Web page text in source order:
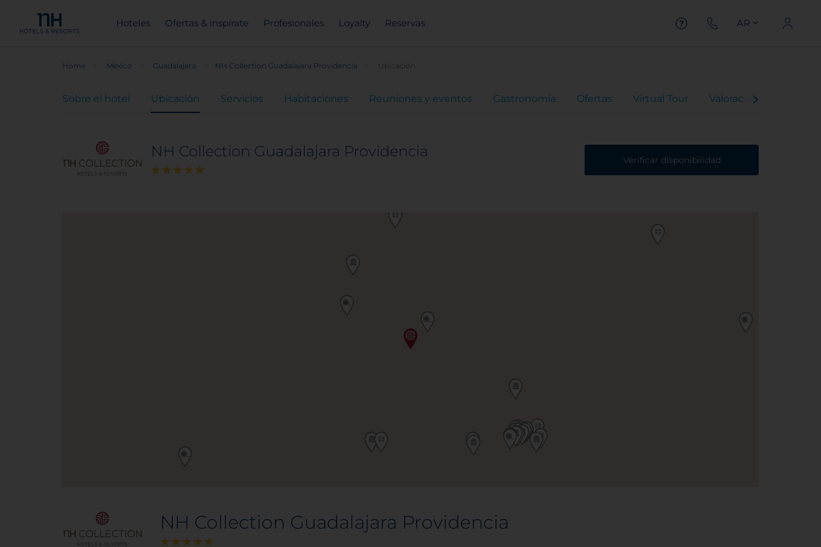
Hoteles Ofertas & inspírate Profesionales Loyalty Reservas AR
Home México Guadalajara NH Collection Guadalajara Providencia Ubicación
Sobre el hotel Ubicación Servicios Habitaciones Reuniones y eventos Gastronomía Ofertas Virtual Tour Valoraciones
NH Collection Guadalajara Providencia Verificar disponibilidad
NH Collection Guadalajara Providencia